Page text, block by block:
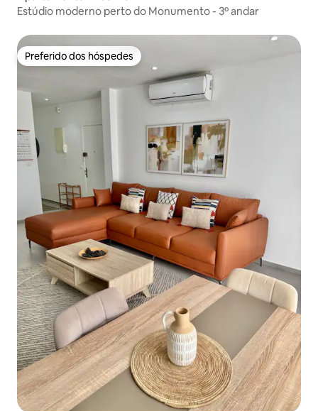
Estúdio moderno perto do Monumento - 3º andar
Preferido dos hóspedes
Preferido dos hóspedes